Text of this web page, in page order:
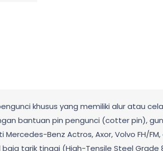
khusus yang memiliki alur atau
bantuan pin pengunci (cotter pin),
Benz Actros, Axor, Volvo FH/
tarik tinggi (High-Tensile Steel